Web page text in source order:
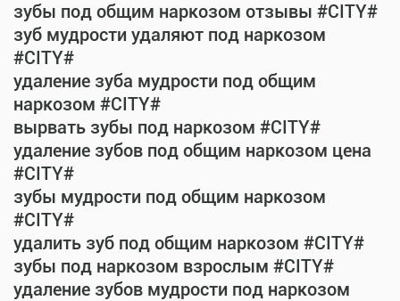
зубы под общим наркозом отзывы #CITY#
зуб мудрости удаляют под наркозом
#CITY#
удаление зуба мудрости под общим
наркозом #CITY#
вырвать зубы под наркозом #CITY#
удаление зубов под общим наркозом цена
#CITY#
зубы мудрости под общим наркозом
#CITY#
удалить зуб под общим наркозом #CITY#
зубы под наркозом взрослым #CITY#
удаление зубов мудрости под наркозом